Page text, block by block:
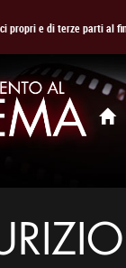
propri e di terze parti al